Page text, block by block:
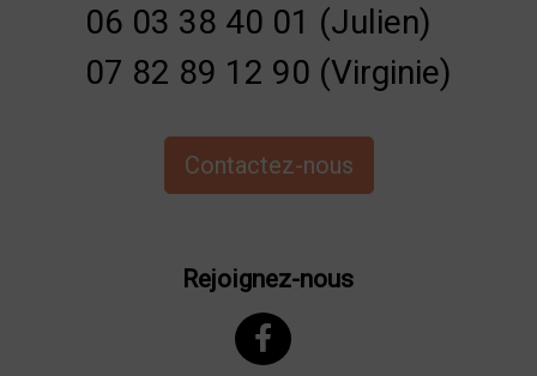
06 03 38 40 01 (Julien)
07 82 89 12 90 (Virginie)
Contactez-nous
Rejoignez-nous